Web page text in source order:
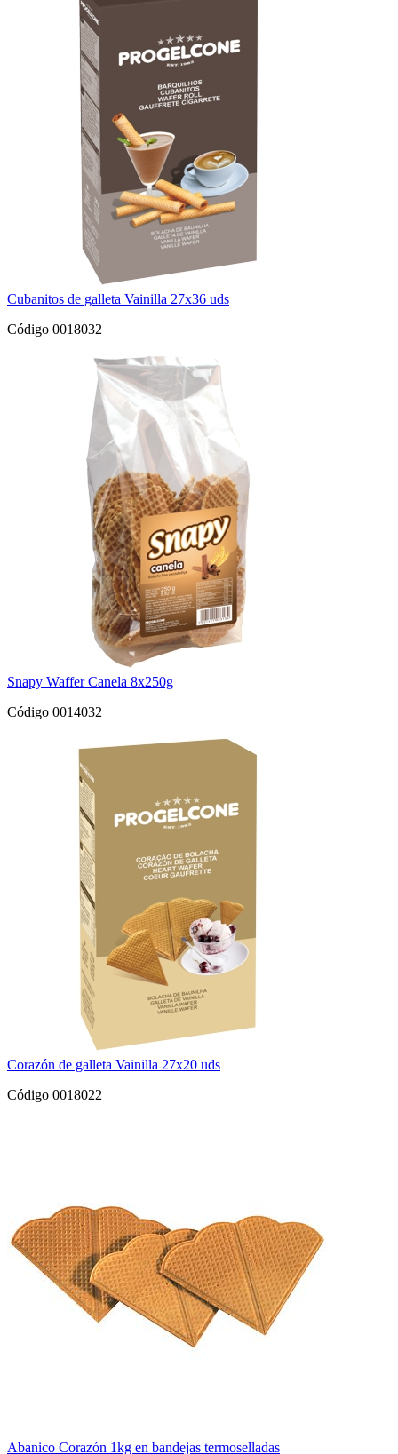
Cubanitos de galleta Vainilla 27x36 uds
Código 0018032
Snapy Waffer Canela 8x250g
Código 0014032
Corazón de galleta Vainilla 27x20 uds
Código 0018022
Abanico Corazón 1kg en bandejas termoselladas